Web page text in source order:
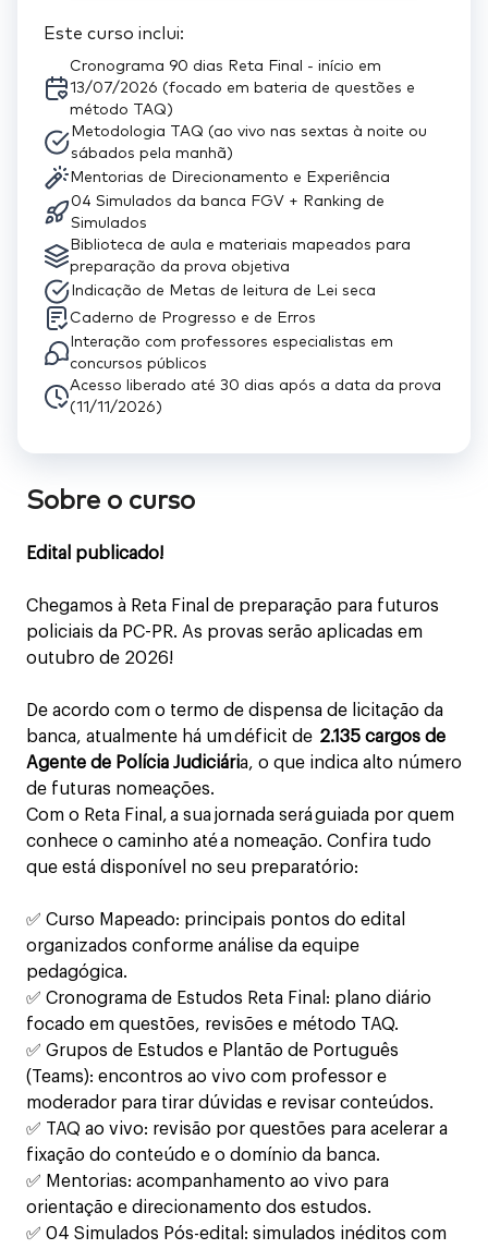
Este curso inclui:
Cronograma 90 dias Reta Final - início em
13/07/2026 (focado em bateria de questões e
método TAQ)
Metodologia TAQ (ao vivo nas sextas à noite ou
sábados pela manhã)
Mentorias de Direcionamento e Experiência
04 Simulados da banca FGV + Ranking de
Simulados
Biblioteca de aula e materiais mapeados para
preparação da prova objetiva
Indicação de Metas de leitura de Lei seca
Caderno de Progresso e de Erros
Interação com professores especialistas em
concursos públicos
Acesso liberado até 30 dias após a data da prova
(11/11/2026)
Sobre o curso
Edital publicado!
Chegamos à Reta Final de preparação para futuros
policiais da PC-PR. As provas serão aplicadas em
outubro de 2026!
De acordo com o termo de dispensa de licitação da
banca, atualmente há um déficit de 2.135 cargos de
Agente de Polícia Judiciária, o que indica alto número
de futuras nomeações.
Com o Reta Final, a sua jornada será guiada por quem
conhece o caminho até a nomeação. Confira tudo
que está disponível no seu preparatório:
✅ Curso Mapeado: principais pontos do edital
organizados conforme análise da equipe
pedagógica.
✅ Cronograma de Estudos Reta Final: plano diário
focado em questões, revisões e método TAQ.
✅ Grupos de Estudos e Plantão de Português
(Teams): encontros ao vivo com professor e
moderador para tirar dúvidas e revisar conteúdos.
✅ TAQ ao vivo: revisão por questões para acelerar a
fixação do conteúdo e o domínio da banca.
✅ Mentorias: acompanhamento ao vivo para
orientação e direcionamento dos estudos.
✅ 04 Simulados Pós-edital: simulados inéditos com